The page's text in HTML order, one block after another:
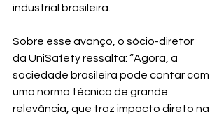
industrial brasileira.
Sobre esse avanço, o sócio-diretor
da UniSafety ressalta: “Agora, a
sociedade brasileira pode contar com
uma norma técnica de grande
relevância, que traz impacto direto na